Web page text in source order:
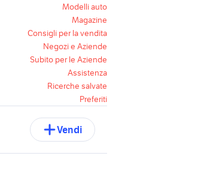
Modelli auto
Magazine
Consigli per la vendita
Negozi e Aziende
Subito per le Aziende
Assistenza
Ricerche salvate
Preferiti
Vendi